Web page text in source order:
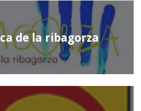
de la ribagorza